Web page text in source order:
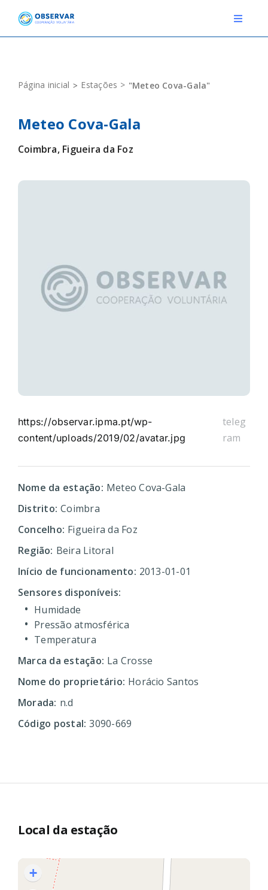
content
Toggle
EVENTOS
DEFINIÇÕES
F.A.Q.
Página inicial Estações "Meteo Cova-Gala"
Meteo Cova-Gala
Coimbra, Figueira da Foz
https://observar.ipma.pt/wp-
content/uploads/2019/02/avatar.jpg
teleg
ram
Nome da estação: Meteo Cova-Gala
Distrito: Coimbra
Concelho: Figueira da Foz
Região: Beira Litoral
Início de funcionamento: 2013-01-01
Sensores disponíveis:
Humidade
Pressão atmosférica
Temperatura
Marca da estação: La Crosse
Nome do proprietário: Horácio Santos
Morada: n.d
Código postal: 3090-669
Local da estação
+